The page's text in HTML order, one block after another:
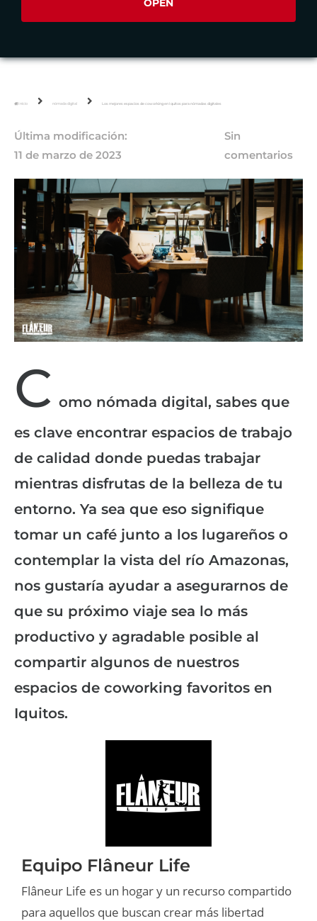
OPEN
Inicio nómada digital Los mejores espacios de coworking en Iquitos para nómadas digitales
Última modificación:
11 de marzo de 2023
Sin
comentarios
C omo nómada digital, sabes que
es clave encontrar espacios de trabajo
de calidad donde puedas trabajar
mientras disfrutas de la belleza de tu
entorno. Ya sea que eso signifique
tomar un café junto a los lugareños o
contemplar la vista del río Amazonas,
nos gustaría ayudar a asegurarnos de
que su próximo viaje sea lo más
productivo y agradable posible al
compartir algunos de nuestros
espacios de coworking favoritos en
Iquitos.
Equipo Flâneur Life
Flâneur Life es un hogar y un recurso compartido
para aquellos que buscan crear más libertad